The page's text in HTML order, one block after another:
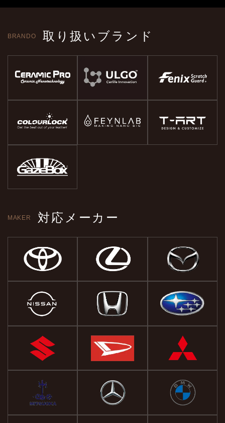
BRANDO 取り扱いブランド
MAKER 対応メーカー